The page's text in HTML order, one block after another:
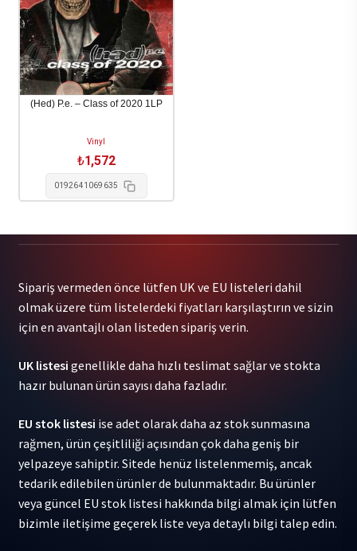
(Hed) P.e. – Class of 2020 1LP
Vinyl
₺1,572
0192641069635
Sipariş vermeden önce lütfen UK ve EU listeleri dahil
olmak üzere tüm listelerdeki fiyatları karşılaştırın ve sizin
için en avantajlı olan listeden sipariş verin.
UK listesi genellikle daha hızlı teslimat sağlar ve stokta
hazır bulunan ürün sayısı daha fazladır.
EU stok listesi ise adet olarak daha az stok sunmasına
rağmen, ürün çeşitliliği açısından çok daha geniş bir
yelpazeye sahiptir. Sitede henüz listelenmemiş, ancak
tedarik edilebilen ürünler de bulunmaktadır. Bu ürünler
veya güncel EU stok listesi hakkında bilgi almak için lütfen
bizimle iletişime geçerek liste veya detaylı bilgi talep edin.